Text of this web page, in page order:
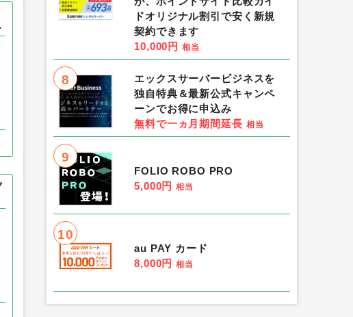
ドオリジナル割引で安く新規
契約できます
10,000円 相当
8
エックスサーバービジネスを
独自特典＆最新公式キャンペ
ーンでお得に申込み
無料で一ヵ月期間延長 相当
9
FOLIO ROBO PRO
5,000円 相当
10
au PAY カード
8,000円 相当